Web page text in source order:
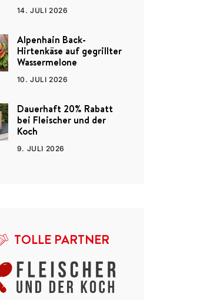
14. JULI 2026
Alpenhain Back-
Hirtenkäse auf gegrillter
Wassermelone
10. JULI 2026
Dauerhaft 20% Rabatt
bei Fleischer und der
Koch
9. JULI 2026
TOLLE PARTNER